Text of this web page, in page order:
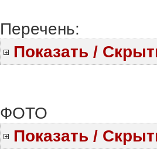
Перечень:
Показать /
ФОТО
Показать /